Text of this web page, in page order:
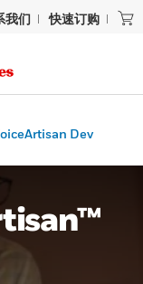
我们 快速订购
Dev